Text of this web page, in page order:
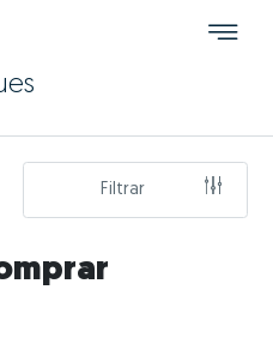
Filtrar